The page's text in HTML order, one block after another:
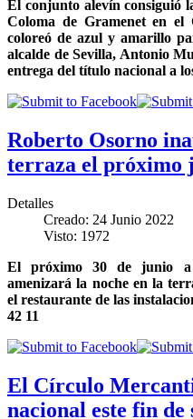
El conjunto alevín consiguió
Coloma de Gramenet en el
coloreó de azul y amarillo
alcalde de Sevilla, Antonio
entrega del título nacional a
Roberto Osorno
terraza el próximo
Detalles
Creado: 24 Junio 2022
Visto: 1972
El próximo 30 de junio a
amenizará la noche en la
el restaurante de las
42 11
El Círculo
nacional este fin de